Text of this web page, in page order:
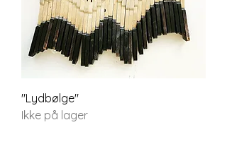
"Lydbølge"
Ikke på lager